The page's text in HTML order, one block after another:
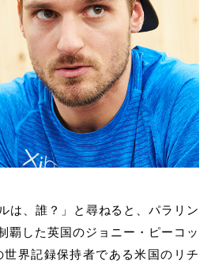
は、誰？」と尋ねると、パラリン
覇した英国のジョニー・ピーコッ
界記録保持者である米国の リチ